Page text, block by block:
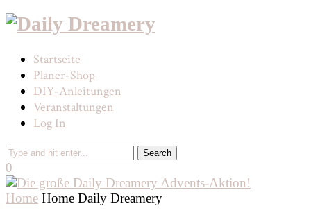
Startseite
Planer-Shop
DIY-Anleitungen
Veranstaltungen
Log In
0
Home Home Daily Dreamery